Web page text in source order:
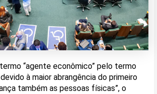
“agente econômico” pelo termo
à maior abrangência do primeiro
também as pessoas físicas”, o